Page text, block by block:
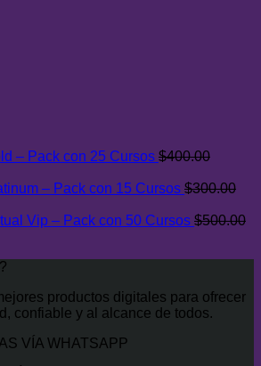
– Pack con 25 Cursos $400.00
– Pack con 15 Cursos $300.00
Vip – Pack con 50 Cursos $500.00
productos digitales para ofrecer
confiable y al alcance de todos.
VÍA WHATSAPP